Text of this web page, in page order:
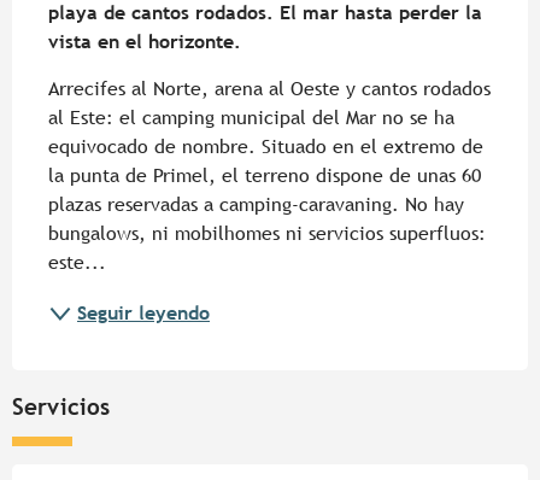
playa de cantos rodados. El mar hasta perder la
vista en el horizonte.
Arrecifes al Norte, arena al Oeste y cantos rodados
al Este: el camping municipal del Mar no se ha
equivocado de nombre. Situado en el extremo de
la punta de Primel, el terreno dispone de unas 60
plazas reservadas a camping-caravaning. No hay
bungalows, ni mobilhomes ni servicios superfluos:
este...
Seguir leyendo
Servicios